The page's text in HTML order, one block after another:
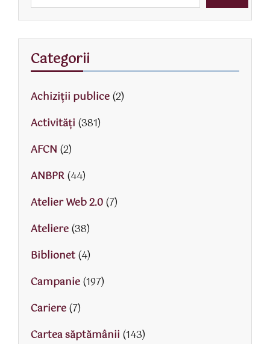
Categorii
Achiziții publice(2)
Activităţi (381)
AFCN (2)
ANBPR(44)
Atelier Web 2.0(7)
Ateliere(38)
Biblionet(4)
Campanie(197)
Cariere(7)
Cartea săptămânii (143)